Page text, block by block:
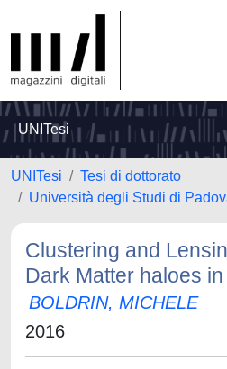
UNITesi
UNITesi
Tesi di dottorato
Università degli Studi di
Clustering and
Dark Matter haloes
BOLDRIN, MICHELE
2016